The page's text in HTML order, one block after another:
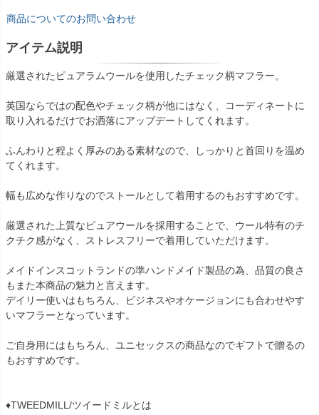
商品についてのお問い合わせ
アイテム説明
厳選されたピュアラムウールを使用したチェック柄マフラー。
英国ならではの配色やチェック柄が他にはなく、コーディネートに
取り入れるだけでお洒落にアップデートしてくれます。
ふんわりと程よく厚みのある素材なので、しっかりと首回りを温め
てくれます。
幅も広めな作りなのでストールとして着用するのもおすすめです。
厳選された上質なピュアウールを採用することで、ウール特有のチ
クチク感がなく、ストレスフリーで着用していただけます。
メイドインスコットランドの準ハンドメイド製品の為、品質の良さ
もまた本商品の魅力と言えます。
デイリー使いはもちろん、ビジネスやオケージョンにも合わせやす
いマフラーとなっています。
ご自身用にはもちろん、ユニセックスの商品なのでギフトで贈るの
もおすすめです。
♦TWEEDMILL/ツイードミルとは